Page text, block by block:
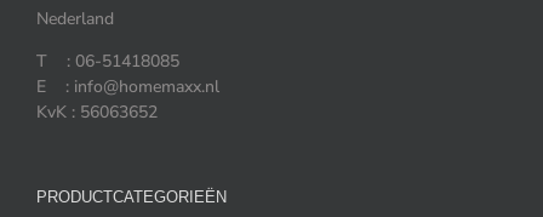
Nederland
T : 06-51418085
E : info@homemaxx.nl
KvK : 56063652
PRODUCTCATEGORIEËN